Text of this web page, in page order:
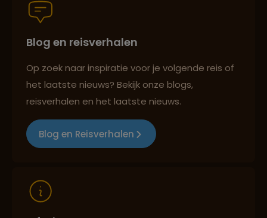
Best beoordeelde reisroutes
Reizen met oog voor mens, cultuur en milieu
Blog en reisverhalen
Op zoek naar inspiratie voor je volgende reis of
het laatste nieuws? Bekijk onze blogs,
reisverhalen en het laatste nieuws.
Blog en Reisverhalen